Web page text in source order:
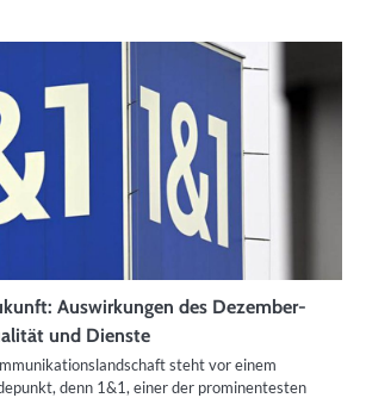
Auswirkungen des Dezember-
und Dienste
steht vor einem
denn 1&1, einer der prominentesten